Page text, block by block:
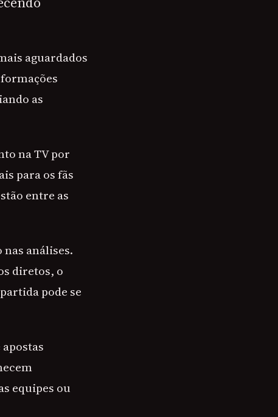
aguardados
as
na TV por
para os fãs
entre as
análises.
diretos, o
pode se
equipes ou